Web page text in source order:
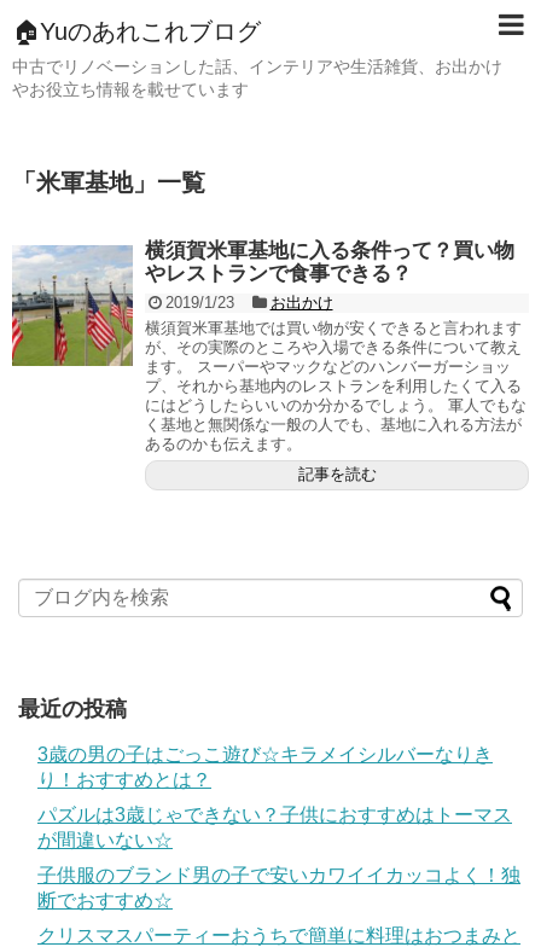
🏠Yuのあれこれブログ
中古でリノベーションした話、インテリアや生活雑貨、お出かけ
やお役立ち情報を載せています
「 米軍基地」 一覧
横須賀米軍基地に入る条件って？買い物
やレストランで食事できる？
2019/1/23
お出かけ
横須賀米軍基地では買い物が安くできると言われます
が、その実際のところや入場できる条件について教え
ます。 スーパーやマックなどのハンバーガーショッ
プ、それから基地内のレストランを利用したくて入る
にはどうしたらいいのか分かるでしょう。 軍人でもな
く基地と無関係な一般の人でも、基地に入れる方法が
あるのかも伝えます。
記事を読む
最近の投稿
3歳の男の子はごっこ遊び☆キラメイシルバーなりき
り！おすすめとは？
パズルは3歳じゃできない？子供におすすめはトーマス
が間違いない☆
子供服のブランド男の子で安いカワイイカッコよく！独
断でおすすめ☆
クリスマスパーティーおうちで簡単に料理はおつまみと